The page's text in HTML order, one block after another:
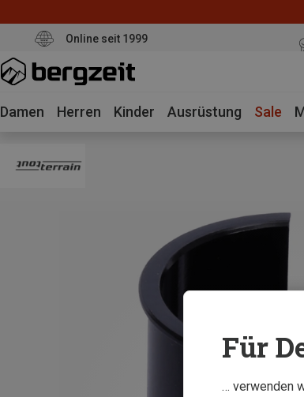
Online seit 1999
Damen Herren Kinder Ausrüstung Sale
Für
… verwenden